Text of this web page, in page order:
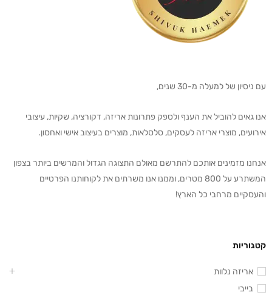
עם ניסיון של למעלה מ-30 שנים,
אנו גאים להוביל את הענף ולספק פתרונות אריזה, דקורציה, שקיות, עיצובי
אירועים, מוצרי אריזה לעסקים, סלסלאות, מוצרים בעיצוב אישי ואחסון.
אנחנו מזמינים אותכם להתרשם מאולם התצוגה הגדול והמרשים ביותר בצפון
המשתרע על 800 מטרים, וממנו אנו משרתים את לקוחותנו הפרטיים
והעסקיים מרחבי כל הארץ!
קטגוריות
אריזה נלוות
בייבי